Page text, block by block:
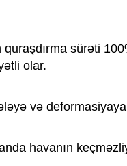
sürəti
olar.
və deformasiyaya
havanın